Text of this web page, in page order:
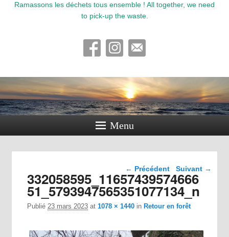
Ramassons les déchets tous ensemble ! All together, we need
to pick-up the waste.
Menu
Navigation dans les
images
← Précédent Suivant →
332058595_11657439574666
51_5793947565351077134_n
Publié23 mars 2023 at1078 × 1440 in Retour en forêt